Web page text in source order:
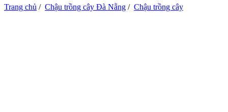
Trang chủ / Chậu trồng cây Đà Nẵng / Chậu trồng cây